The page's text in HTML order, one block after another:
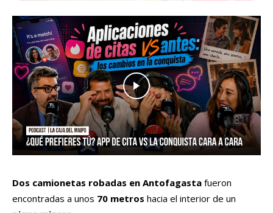
Dos camionetas robadas en Antofagasta fueron
encontradas a unos 70 metros hacia el interior de un